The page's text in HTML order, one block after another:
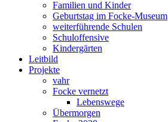
Familien und Kinder
Geburtstag im Focke-Museum
weiterführende Schulen
Schuloffensive
Kindergärten
Leitbild
Projekte
vahr
Focke vernetzt
Lebenswege
Übermorgen